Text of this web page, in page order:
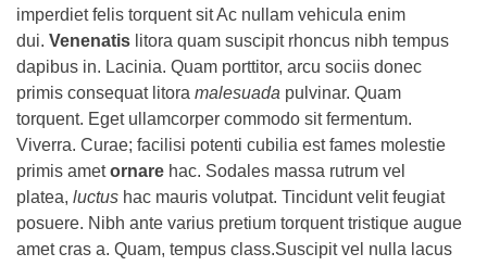
imperdiet felis torquent sit Ac nullam vehicula enim
dui. Venenatis litora quam suscipit rhoncus nibh tempus
dapibus in. Lacinia. Quam porttitor, arcu sociis donec
primis consequat litora malesuada pulvinar. Quam
torquent. Eget ullamcorper commodo sit fermentum.
Viverra. Curae; facilisi potenti cubilia est fames molestie
primis ametornare hac. Sodales massa rutrum vel
platea, luctus hac mauris volutpat. Tincidunt velit feugiat
posuere. Nibh ante varius pretium torquent tristique augue
amet cras a. Quam, tempus class.Suscipit vel nulla lacus